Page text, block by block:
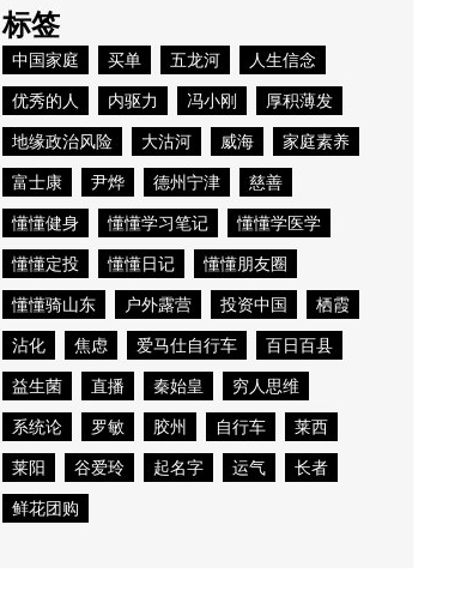
标签
中国家庭 买单 五龙河
人生信念
优秀的人
内驱力 冯小刚
厚积薄发
地缘政治风险
大沽河 威海
家庭素养
富士康
尹烨 德州宁津
慈善
懂懂健身
懂懂学习笔记
懂懂学医学
懂懂定投
懂懂日记
懂懂朋友圈
懂懂骑山东
户外露营 投资中国
栖霞
沾化
焦虑 爱马仕自行车
百日百县
益生菌
直播 秦始皇
穷人思维
系统论
罗敏 胶州 自行车
莱西
莱阳
谷爱玲 起名字 运气
长者
鲜花团购